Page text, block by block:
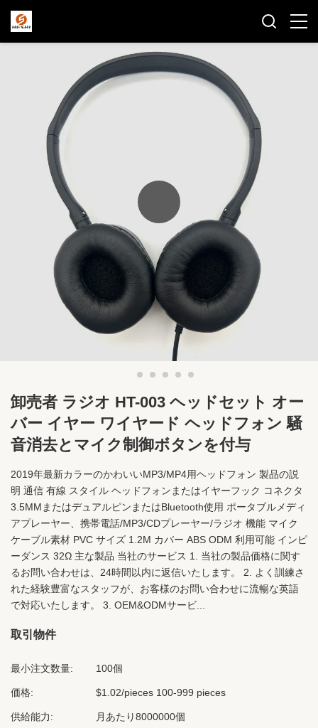
卸売者 ラジオ HT-003 ヘッドセット オー
バー イヤー ワイヤード ヘッドフォン 騒
音消去とマイク制御ボタンを付与
2019年最新カラーのかわいいMP3/MP4用ヘッドフォン 製品の説
明 通信 有線 スタイル ヘッドフォンまたはイヤーフック コネクタ
3.5MMまたはデュアルピンまたはBluetooth使用 ポータブルメディ
アプレーヤー、携帯電話/MP3/CDプレーヤー/ラジオ 機能 マイク
ケーブル素材 PVC サイズ 1.2M カバー ABS ODM 利用可能 インピ
ーダンス 32Ω 主な製品 当社のサービス 1. 当社の製品価格に関す
るお問い合わせは、24時間以内に返信いたします。 2. よく訓練さ
れた経験豊富なスタッフが、お客様のお問い合わせに流暢な英語
で対応いたします。 3. OEM&ODMサービ...
取引物件
最小注文数量: 100個
価格: $1.02/pieces 100-999 pieces
供給能力: 月あたり8000000個